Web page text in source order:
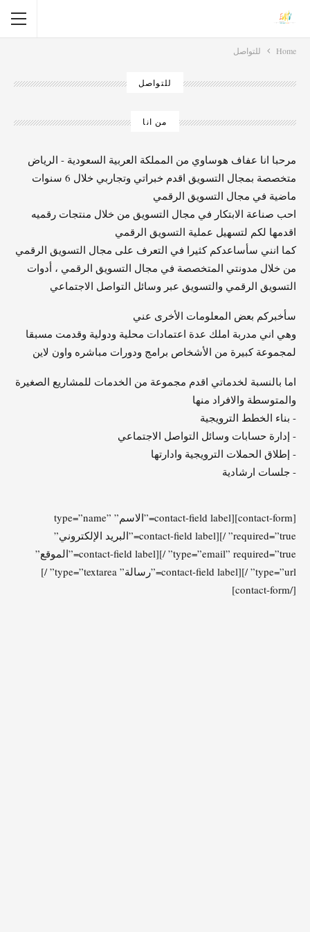
Home للتواصل
للتواصل
من انا
مرحبا انا عفاف هوساوي من المملكة العربية السعودية - الرياض
متخصصة بمجال التسويق اقدم خبراتي وتجاربي خلال 6 سنوات
ماضية في مجال التسويق الرقمي
احب صناعة الابتكار في مجال التسويق من خلال منتجات رقميه
اقدمها لكم لتسهيل عملية التسويق الرقمي
كما انني سأساعدكم كثيرا في التعرف على مجال التسويق الرقمي
من خلال مدونتي المتخصصة في مجال التسويق الرقمي ، أدوات
التسويق الرقمي والتسويق عبر وسائل التواصل الاجتماعي
سأخبركم بعض المعلومات الأخرى عني
وهي اني مدربة املك عدة اعتمادات محلية ودولية وقدمت مسبقا
لمجموعة كبيرة من الأشخاص برامج ودورات مباشره واون لاين
اما بالنسبة لخدماتي اقدم مجموعة من الخدمات للمشاريع الصغيرة
والمتوسطة والافراد منها
- بناء الخطط الترويجية
- إدارة حسابات وسائل التواصل الاجتماعي
- إطلاق الحملات الترويجية وادارتها
- جلسات ارشادية
[contact-form][contact-field label=”الاسم” type=”name”
required=”true” /][contact-field label=”البريد الإلكتروني”
type=”email” required=”true” /][contact-field label=”الموقع”
type=”url” /][contact-field label=”رسالة” type=”textarea” /]
[/contact-form]